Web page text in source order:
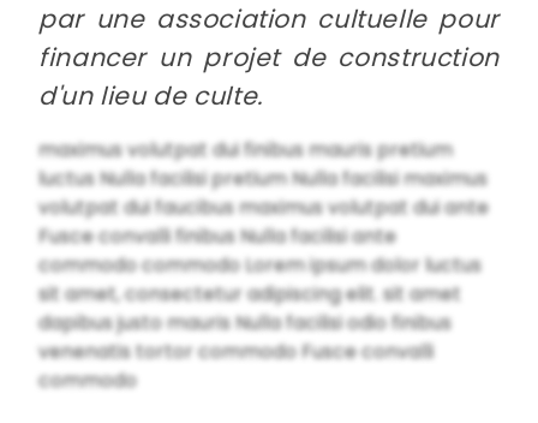
par une association cultuelle pour
financer un projet de construction
d'un lieu de culte.
maximus volutpat dui finibus mauris pretium
luctus Nulla facilisi pretium Nulla facilisi maximus
volutpat dui faucibus maximus volutpat dui ante
Fusce convalli finibus Nulla facilisi ante
commodo commodo Lorem ipsum dolor luctus
sit amet, consectetur adipiscing elit. sit amet
dapibus justo mauris Nulla facilisi odio finibus
venenatis tortor commodo Fusce convalli
commodo